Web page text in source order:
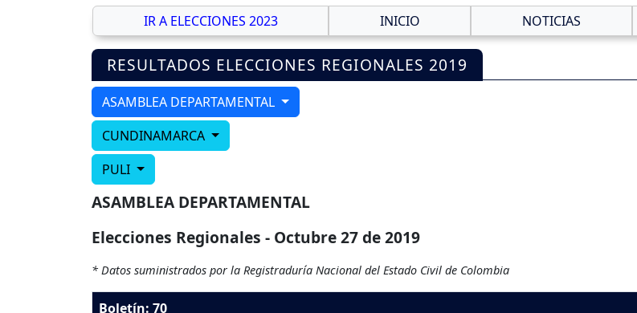
IR A ELECCIONES 2023 INICIO NOTICIAS
RESULTADOS ELECCIONES REGIONALES 2019
ASAMBLEA DEPARTAMENTAL
CUNDINAMARCA
PULI
ASAMBLEA DEPARTAMENTAL
Elecciones Regionales - Octubre 27 de 2019
* Datos suministrados por la Registraduría Nacional del Estado Civil de Colombia
Boletín: 70